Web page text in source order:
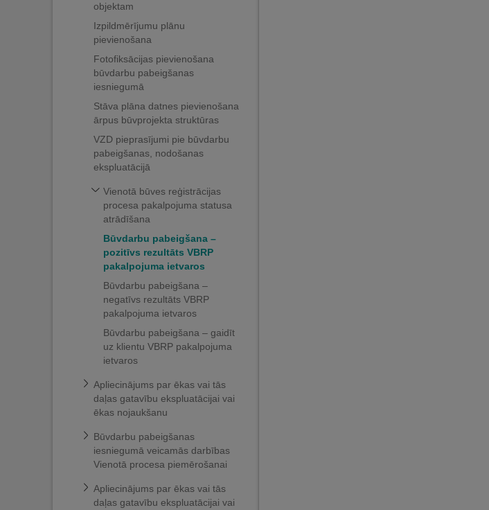
objektam
Izpildmērījumu plānu
pievienošana
Fotofiksācijas pievienošana
būvdarbu pabeigšanas
iesniegumā
Stāva plāna datnes pievienošana
ārpus būvprojekta struktūras
VZD pieprasījumi pie būvdarbu
pabeigšanas, nodošanas
ekspluatācijā
Vienotā būves reģistrācijas
procesa pakalpojuma statusa
atrādīšana
Būvdarbu pabeigšana –
pozitīvs rezultāts VBRP
pakalpojuma ietvaros
Būvdarbu pabeigšana –
negatīvs rezultāts VBRP
pakalpojuma ietvaros
Būvdarbu pabeigšana – gaidīt
uz klientu VBRP pakalpojuma
ietvaros
Apliecinājums par ēkas vai tās
daļas gatavību ekspluatācijai vai
ēkas nojaukšanu
Būvdarbu pabeigšanas
iesniegumā veicamās darbības
Vienotā procesa piemērošanai
Apliecinājums par ēkas vai tās
daļas gatavību ekspluatācijai vai